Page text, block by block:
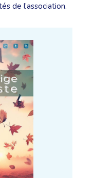
de l’association.